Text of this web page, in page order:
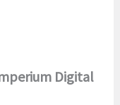
Digital